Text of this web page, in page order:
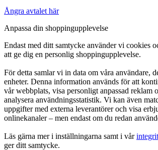
Ångra avtalet här
Anpassa din shoppingupplevelse
Endast med ditt samtycke använder vi cookies
att ge dig en personlig shoppingupplevelse.
För detta samlar vi in data om våra användare,
enheter. Denna information används för att
vår webbplats, visa personligt anpassad reklam
analysera användningsstatistik. Vi kan även
uppgifter med externa leverantörer och visa
onlinekanaler – men endast om du redan
Läs gärna mer i inställningarna samt i vår
ger ditt samtycke.